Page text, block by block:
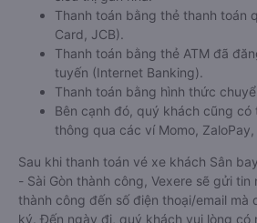
bao gồm:
Thanh toán bằng tiền mặt tại các
siêu thị gần nhà.
Thanh toán bằng thẻ thanh toán
Card, JCB).
Thanh toán bằng thẻ ATM đã
tuyến (Internet Banking).
Thanh toán bằng hình thức
Bên cạnh đó, quý khách cũng có
thông qua các ví Momo,